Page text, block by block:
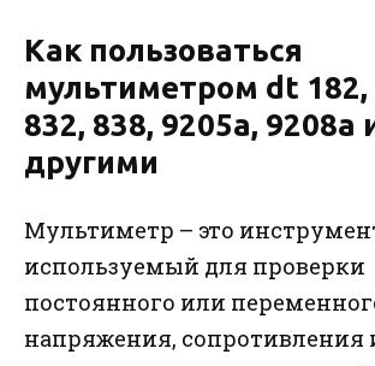
Как пользоваться
мультиметром dt 182,
832, 838, 9205a, 9208a
другими
Мультиметр – это
используемый для проверки
постоянного или
напряжения, сопротивления